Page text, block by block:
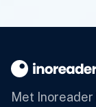
Met Inoreader